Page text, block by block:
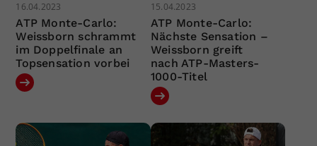
16.04.2023
ATP Monte-Carlo:
Weissborn schrammt
im Doppelfinale an
Topsensation vorbei
15.04.2023
ATP Monte-Carlo:
Nächste Sensation –
Weissborn greift
nach ATP-Masters-
1000-Titel